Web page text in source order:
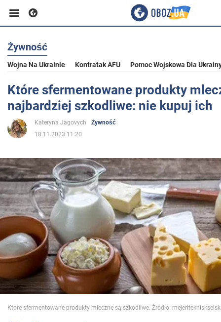
Biznes
Sport
Rozrywka
Polityka
Społeczeństwo
Wojna na Ukrainie
Świat
Jedzenie
Żywność
Wojna Na Ukrainie Kontratak AFU Pomoc Wojskowa Dla
Które sfermentowane produkty
najbardziej szkodliwe: nie kupuj ich
Kateryna Jagovych
Żywność
18.11.2023 11:20
Które sfermentowane produkty mleczne są szkodliwe. Źródło: